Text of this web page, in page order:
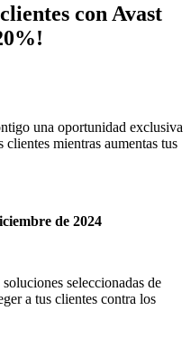
con Avast
una oportunidad exclusiva
mientras aumentas tus
de 2024
seleccionadas de
a tus clientes contra los